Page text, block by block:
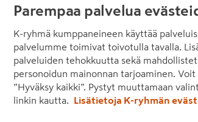
Maalit Työkalut
Parempaa palvelua
K-ryhmä kumppaneineen käyttää
palvelumme toimivat toivotulla tavalla.
palveluiden tehokkuutta sekä
personoidun mainonnan tarjoaminen.
”Hyväksy kaikki”. Pystyt muuttamaan
linkin kautta.
Lisätietoja K-ryhmän